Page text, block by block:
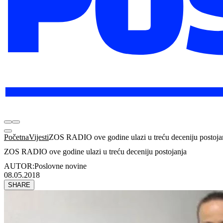
PočetnaVijestiZOS RADIO ove godine ulazi u treću deceniju
ZOS RADIO ove godine ulazi u treću deceniju postojanja
AUTOR:Poslovne novine
08.05.2018
SHARE